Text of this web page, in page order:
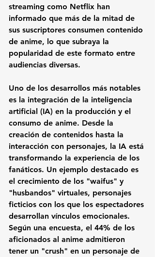
streaming como Netflix han
informado que más de la mitad de
sus suscriptores consumen contenido
de anime, lo que subraya la
popularidad de este formato entre
audiencias diversas.
Uno de los desarrollos más notables
es la integración de la inteligencia
artificial (IA) en la producción y el
consumo de anime. Desde la
creación de contenidos hasta la
interacción con personajes, la IA está
transformando la experiencia de los
fanáticos. Un ejemplo destacado es
el crecimiento de los "waifus" y
"husbandos" virtuales, personajes
ficticios con los que los espectadores
desarrollan vínculos emocionales.
Según una encuesta, el 44% de los
aficionados al anime admitieron
tener un "crush" en un personaje de